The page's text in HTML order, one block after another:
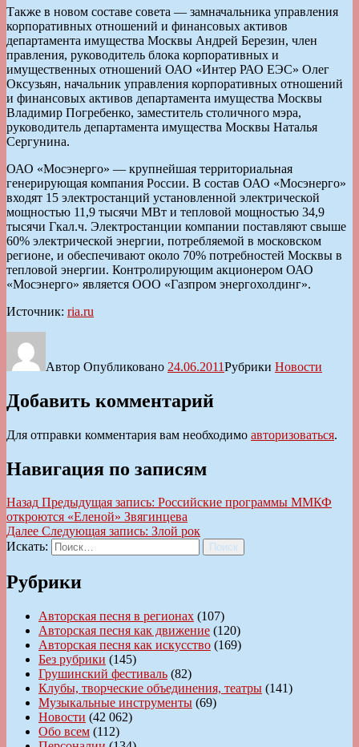
Также в новом составе совета — замначальника управления
корпоративных отношений и финансовых активов
департамента имущества Москвы Андрей Березин, член
правления, руководитель блока корпоративных и
имущественных отношений ОАО «Интер РАО ЕЭС» Олег
Оксузьян, начальник управления корпоративных отношений
и финансовых активов департамента имущества Москвы
Владимир Погребенко, заместитель столичного мэра,
руководитель департамента имущества Москвы Наталья
Сергунина.
ОАО «Мосэнерго» — крупнейшая территориальная
генерирующая компания России. В состав ОАО «Мосэнерго»
входят 15 электростанций установленной электрической
мощностью 11,9 тысячи МВт и тепловой мощностью 34,9
тысячи Гкал.ч. Электростанции компании поставляют свыше
60% электрической энергии, потребляемой в московском
регионе, и обеспечивают около 70% потребностей Москвы в
тепловой энергии. Контролирующим акционером ОАО
«Мосэнерго» является ООО «Газпром энергохолдинг».
Источник: ria.ru
Автор Опубликовано 24.06.2011Рубрики Новости
Добавить комментарий
Для отправки комментария вам необходимо авторизоваться.
Навигация по записям
Назад Предыдущая запись: Российские программы ММКФ
откроются «Еленой» Звягинцева
Далее Следующая запись: Злой рок
Искать:
Поиск
Рубрики
Авторская песня в регионах (107)
Авторская песня как движение (120)
Авторская песня как искусство (169)
Без рубрики (145)
Грушинский фестиваль (82)
Клубы, творческие объединения, театры (141)
Музыкальные инструменты (69)
Новости (42 062)
Обо всем (112)